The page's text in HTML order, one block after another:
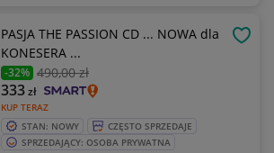
PASJA THE PASSION CD ... NOWA dla
KONESERA ...
-32% 490,00 zł
KUP TERAZ
333zł
STAN: NOWY
CZĘSTO SPRZEDAJE
SPRZEDAJĄCY: OSOBA PRYWATNA